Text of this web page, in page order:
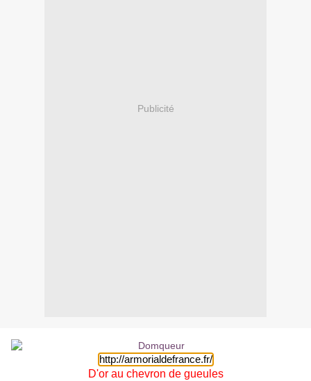
Publicité
http://armorialdefrance.fr/
D'or au chevron de gueules